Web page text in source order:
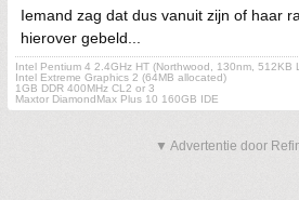
Iemand zag dat dus vanuit zijn of haar
hierover gebeld...
Intel Pentium 4 2.4GHz HT (Northwood, 130nm, 512KB
Intel Extreme Graphics 2 (64MB allocated)
1GB DDR 400MHz CL2 or 3
Maxtor DiamondMax Plus 10 160GB IDE
▼ Advertentie door